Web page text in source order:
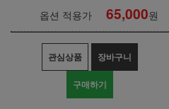
옵션 적용가 65,000원
관심상품 장바구니
구매하기